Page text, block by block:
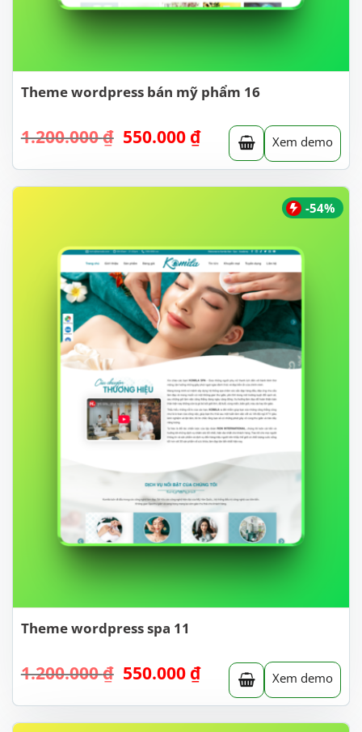
Theme wordpress bán mỹ phẩm 16
1.200.000₫ Giá
là:
1.200.000 ₫.
550.000 ₫Giá
hiện
tại
là:
Xem demo
-54%
Theme wordpress spa 11
1.200.000₫ Giá
là:
1.200.000 ₫.
550.000 ₫Giá
hiện
tại
là:
Xem demo